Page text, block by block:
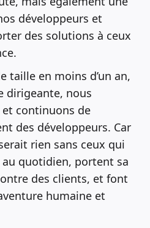
développeurs et
des solutions à ceux
taille en moins d’un an,
dirigeante, nous
continuons de
des développeurs. Car
rien sans ceux qui
quotidien, portent sa
des clients, et font
humaine et